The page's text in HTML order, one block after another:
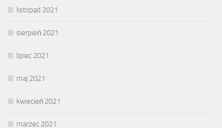
listopad 2021
sierpień 2021
lipiec 2021
maj 2021
kwiecień 2021
marzec 2021